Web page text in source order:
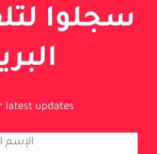
سجلوا
latest updates